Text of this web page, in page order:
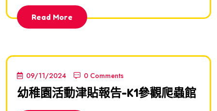
Read More
09/11/2024 0 Comments
幼稚園活動津貼報告-K1參觀爬蟲館